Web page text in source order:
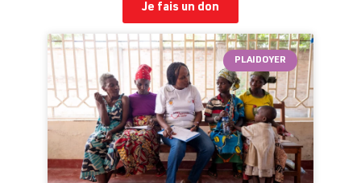
Je fais un don
PLAIDOYER